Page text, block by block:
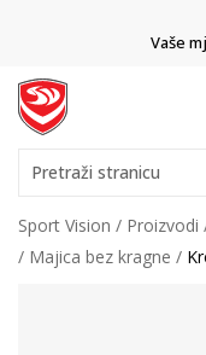
Vaše
Pretraži stranicu
Sport Vision Proizvodi
Majica bez kragne